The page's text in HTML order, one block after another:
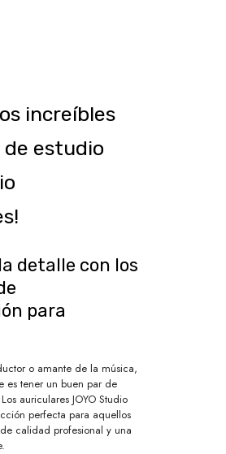
increíbles
estudio
detalle con los
para
o amante de la música,
es tener un buen par de
auriculares JOYO Studio
perfecta para aquellos
calidad profesional y una